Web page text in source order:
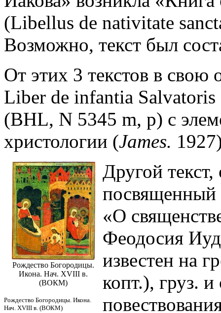
(Libellus de nativitate
Возможно, текст был
От этих 3 текстов в свою
Liber de infantia Salvatoris
(BHL, N 5345 m, p) с
христологии (James.
Рождество Богородицы.
Икона. Нач. XVIII в.
(ВОКМ)
Рождество Богородицы. Икона.
Нач. XVIII в. (ВОКМ)
Другой
посвященный
«О
Феодосия
известен на
копт.), груз. и